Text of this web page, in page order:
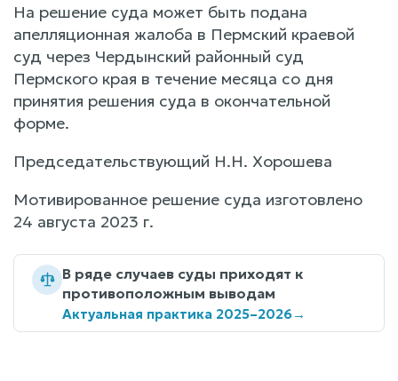
На решение суда может быть подана
апелляционная жалоба в Пермский краевой
суд через Чердынский районный суд
Пермского края в течение месяца со дня
принятия решения суда в окончательной
форме.
Председательствующий Н.Н. Хорошева
Мотивированное решение суда изготовлено
24 августа 2023 г.
В ряде случаев суды приходят к
противоположным выводам
Актуальная практика 2025–2026→